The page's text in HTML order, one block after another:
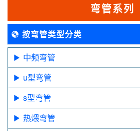
弯管系列
按弯管类型分类
中频弯管
u型弯管
s型弯管
热煨弯管